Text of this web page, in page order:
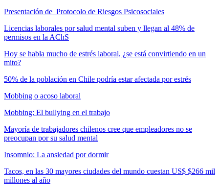
Presentación de Protocolo de Riesgos Psicosociales
Licencias laborales por salud mental suben y llegan al 48% de
permisos en la AChS
Hoy se habla mucho de estrés laboral, ¿se está convirtiendo en un
mito?
50% de la población en Chile podría estar afectada por estrés
Mobbing o acoso laboral
Mobbing: El bullying en el trabajo
Mayoría de trabajadores chilenos cree que empleadores no se
preocupan por su salud mental
Insomnio: La ansiedad por dormir
Tacos, en las 30 mayores ciudades del mundo cuestan US$ $266 mil
millones al año